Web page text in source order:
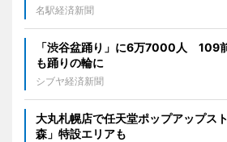
名駅経済新聞
「渋谷盆踊り」に6万7000人 109
も踊りの輪に
シブヤ経済新聞
大丸札幌店で任天堂ポップアップ
森」特設エリアも